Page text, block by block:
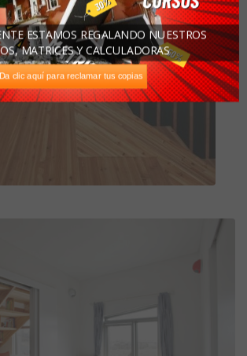
Da clic aquí para reclamar tus copias
ESTAMOS REGALANDO NUESTROS
MATRICES Y CALCULADORAS